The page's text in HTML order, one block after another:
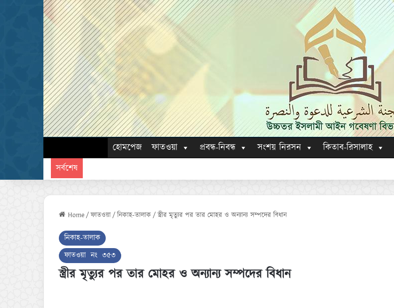
হোমপেজ ফাতওয়া প্রবন্ধ-নিবন্ধ সংশয় নিরসন কিতাব-রিসালাহ
সর্বশেষ
Home/ ফাতওয়া/ নিকাহ-তালাক/ স্ত্রীর মৃত্যুর পর তার মোহর ও অন্যান্য সম্পদের বিধান
নিকাহ-তালাক
ফাতওয়া নং ৩৫৩
স্ত্রীর মৃত্যুর পর তার মোহর ও অন্যান্য সম্পদের বিধান